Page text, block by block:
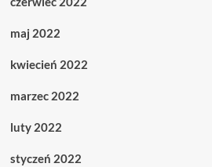
maj 2022
kwiecień 2022
marzec 2022
luty 2022
styczeń 2022